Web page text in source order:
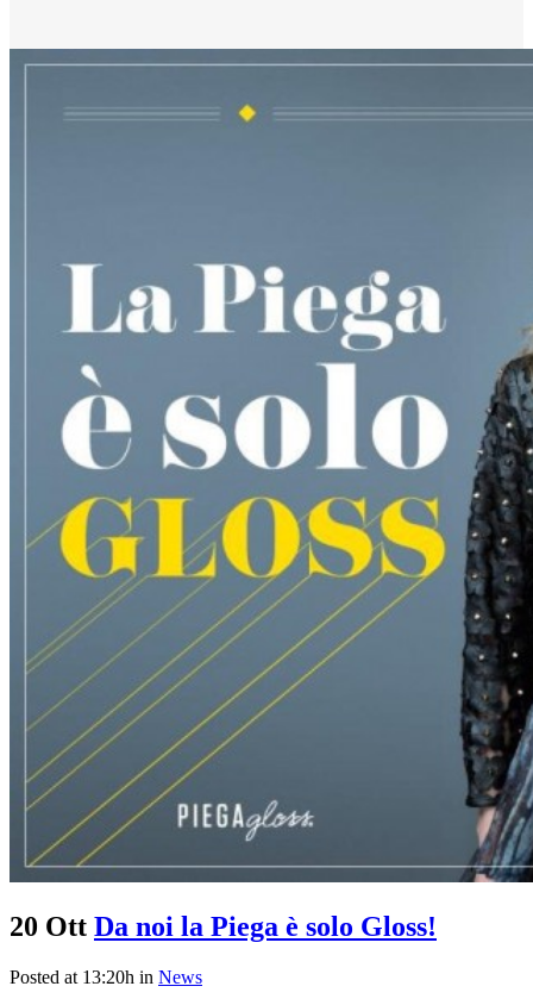
20 Ott Da noi la Piega è solo Gloss!
Posted at 13:20h in News